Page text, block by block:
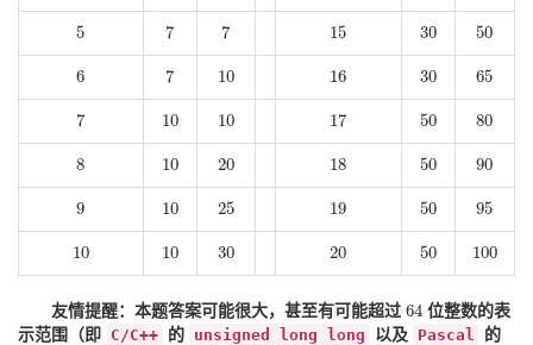
5
5 7
7 7
7 15
15 30
30 50
50
6
6 7
7 10
10 16
16 30
30 65
65
7
7 10
10 10
10 17
17 50
50 80
80
8
8 10
10 20
20 18
18 50
50 90
90
9
9 10
10 25
25 19
19 50
50 95
95
10
10 10
10 30
30 20
20 50
50 100
100
友情提醒：本题答案可能很大，甚至有可能超过 64
64 位整数的表
示范围（即 C/C++ 的 unsigned long long 以及 Pascal
的